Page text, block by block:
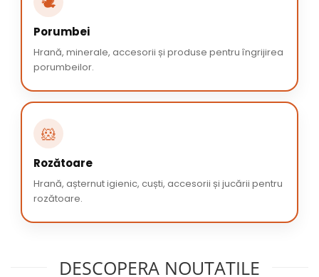
Porumbei
Hrană, minerale, accesorii și produse pentru îngrijirea
porumbeilor.
🐹
Rozătoare
Hrană, așternut igienic, cuști, accesorii și jucării pentru
rozătoare.
DESCOPERA NOUTATILE